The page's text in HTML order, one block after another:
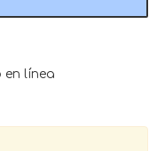
en línea